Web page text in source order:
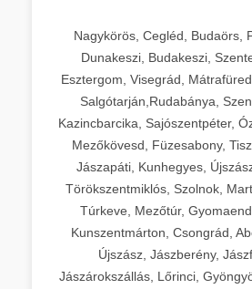
Nagykörös, Cegléd, Budaörs,
Dunakeszi, Budakeszi,
Esztergom, Visegrád,
Salgótarján,Rudabánya,
Kazincbarcika, Sajószentpéter,
Mezőkövesd, Füzesabony,
Jászapáti, Kunhegyes,
Törökszentmiklós, Szolnok,
Túrkeve, Mezőtúr,
Kunszentmárton, Csongrád,
Újszász, Jászberény,
Jászárokszállás, Lőrinci,